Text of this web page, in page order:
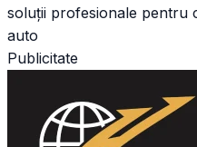
soluții profesionale pentru
auto
Publicitate